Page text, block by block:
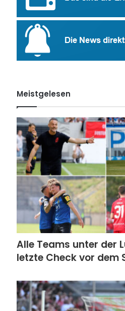
Meistgelesen
Alle Teams unter der
letzte Check vor dem